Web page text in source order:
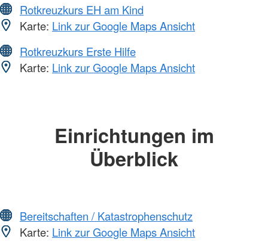
Rotkreuzkurs EH am Kind
Karte: Link zur Google Maps Ansicht
Rotkreuzkurs Erste Hilfe
Karte: Link zur Google Maps Ansicht
Einrichtungen im
Überblick
Bereitschaften / Katastrophenschutz
Karte: Link zur Google Maps Ansicht